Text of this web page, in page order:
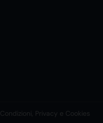
Condizioni, Privacy e Cookies